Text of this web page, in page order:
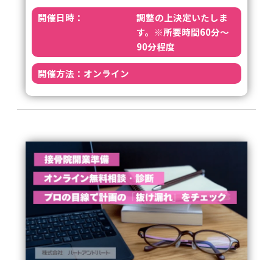
開催日時：
調整の上決定いたしま
す。※所要時間60分～
90分程度
開催方法： オンライン